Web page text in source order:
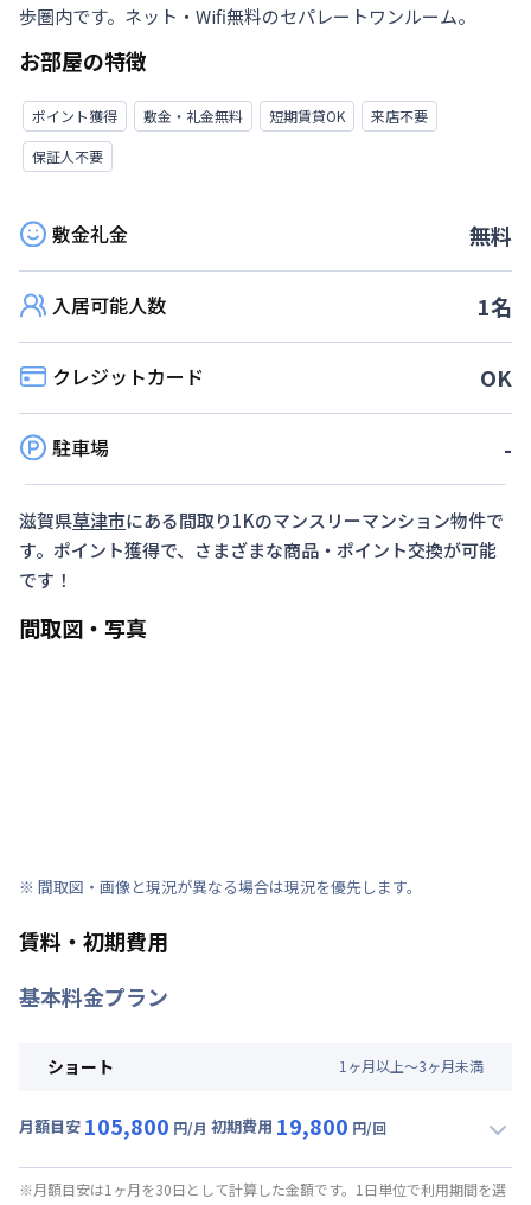
歩圏内です。ネット・Wifi無料のセパレートワンルーム。
お部屋の特徴
ポイント獲得 敷金・礼金無料 短期賃貸OK
来店不要
保証人不要
敷金礼金 無料
入居可能人数 1名
クレジットカード OK
駐車場 -
滋賀県草津市にある間取り1Kのマンスリーマンション物件で
す。ポイント獲得で、さまざまな商品・ポイント交換が可能
です！
間取図・写真
※ 間取図・画像と現況が異なる場合は現況を優先します。
賃料・初期費用
基本料金プラン
ショート 1 ヶ月以上～3ヶ月未満
月額目安 105,800 円/月 初期費用 19,800 円/回
月額賃料目安(30日利用)
※月額目安は1ヶ月を30日として計算した金額です。1日単位で利用期間を選